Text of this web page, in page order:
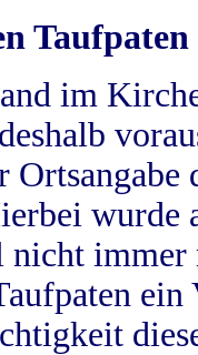
Taufpaten
im
wurde
nicht